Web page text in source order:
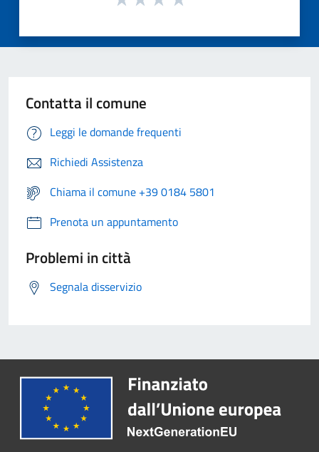
Contatta il comune
Leggi le domande frequenti
Richiedi Assistenza
Chiama il comune +39 0184 5801
Prenota un appuntamento
Problemi in città
Segnala disservizio